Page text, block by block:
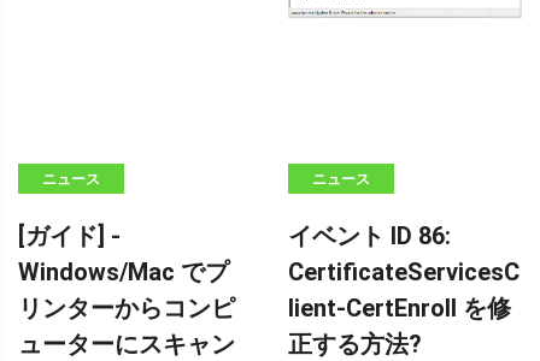
ニュース
[ガイド] -
Windows/Mac でプ
リンターからコンピ
ューターにスキャン
ニュース
イベント ID 86:
CertificateServicesC
lient-CertEnroll を修
正する方法?